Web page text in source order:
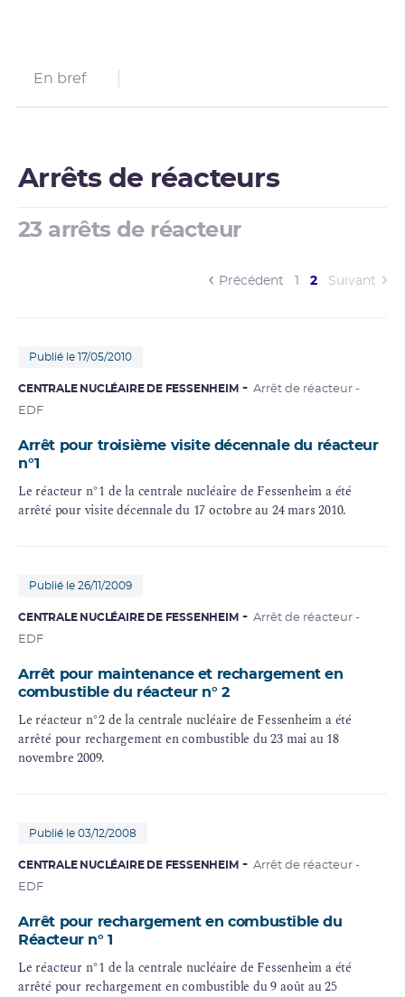
En bref
Arrêts de réacteurs
23 arrêts de réacteur
Précédent 2(current)
Suivant
Publié le 17/05/2010
CENTRALE NUCLÉAIRE DE FESSENHEIM
Arrêt de réacteur -
EDF
Arrêt pour troisième visite décennale du réacteur
n°1
Le réacteur n°1 de la centrale nucléaire de Fessenheim a été
arrêté pour visite décennale du 17 octobre au 24 mars 2010.
Publié le 26/11/2009
CENTRALE NUCLÉAIRE DE FESSENHEIM
Arrêt de réacteur -
EDF
Arrêt pour maintenance et rechargement en
combustible du réacteur n° 2
Le réacteur n°2 de la centrale nucléaire de Fessenheim a été
arrêté pour rechargement en combustible du 23 mai au 18
novembre 2009.
Publié le 03/12/2008
CENTRALE NUCLÉAIRE DE FESSENHEIM
Arrêt de réacteur -
EDF
Arrêt pour rechargement en combustible du
Réacteur n° 1
Le réacteur n°1 de la centrale nucléaire de Fessenheim a été
arrêté pour rechargement en combustible du 9 août au 25